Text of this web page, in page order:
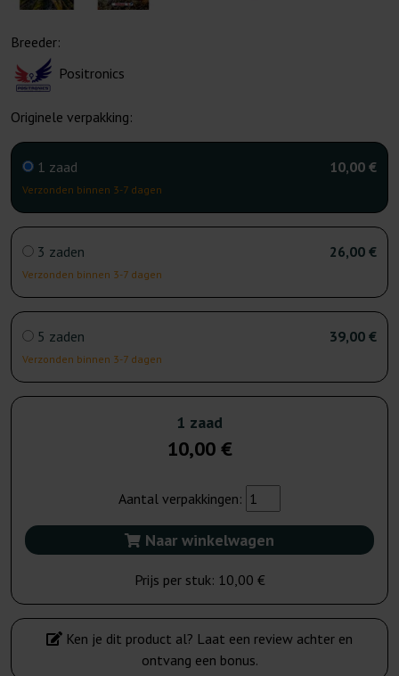
Breeder:
Positronics
Originele verpakking:
1 zaad
Verzonden binnen 3-7 dagen
10,00 €
3 zaden
Verzonden binnen 3-7 dagen
26,00 €
5 zaden
Verzonden binnen 3-7 dagen
39,00 €
1 zaad
10,00 €
Aantal verpakkingen:
Naar winkelwagen
Prijs per stuk: 10,00 €
Ken je dit product al? Laat een review achter en
ontvang een bonus.